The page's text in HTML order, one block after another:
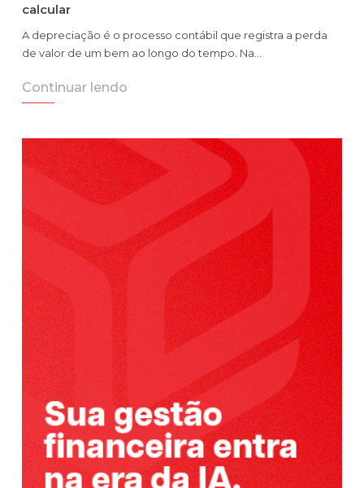
calcular
A depreciação é o processo contábil que registra a perda
de valor de um bem ao longo do tempo. Na…
Continuar lendo